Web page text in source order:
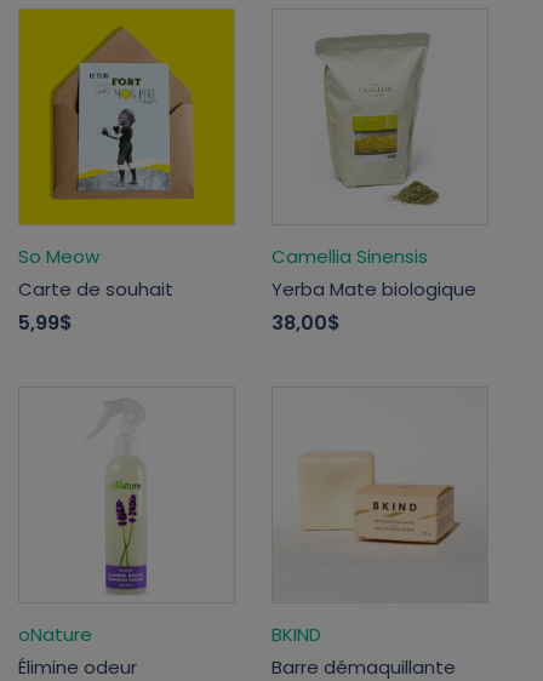
So Meow
Carte de souhait
5,99$
Camellia Sinensis
Yerba Mate biologique
38,00$
oNature
Élimine odeur
BKIND
Barre démaquillante